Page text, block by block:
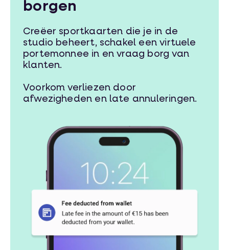
borgen
Creëer sportkaarten die je in de
studio beheert, schakel een virtuele
portemonnee in en vraag borg van
klanten.
Voorkom verliezen door
afwezigheden en late annuleringen.